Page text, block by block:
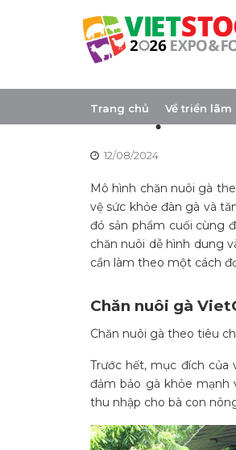
Trang chủ Về triển lãm
Chăn
nhuận
12/08/2024
Mô hình chăn nuôi gà
vệ sức khỏe đàn gà và
đó sản phẩm cuối cùng
chăn nuôi dễ hình dung
cần làm theo một cách
Chăn nuôi gà
Chăn nuôi gà theo tiêu
Trước hết, mục đích
đảm bảo gà khỏe
thu nhập cho bà con